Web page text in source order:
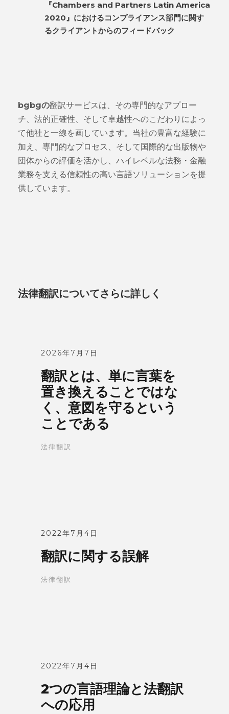
『Chambers and Partners Latin America
2020』におけるコンプライアンス部門に関す
るクライアントからのフィードバック
bgbgの翻訳サービスは、その専門的なアプロー
チ、法的正確性、そして卓越性へのこだわりによっ
て他社と一線を画しています。当社の豊富な経験に
加え、専門的なプロセス、そして国際的な出版物や
団体からの評価を活かし、ハイレベルな法務・金融
業務を支える信頼性の高い言語ソリューションを提
供しています。
法律翻訳についてさらに詳しく
2026年7月7日
翻訳とは、単に言葉を
置き換えることではな
く、意図を守るという
ことである
法律翻訳
2022年7月4日
翻訳に関する誤解
法律翻訳
2022年7月4日
2つの言語理論と法翻訳
への応用